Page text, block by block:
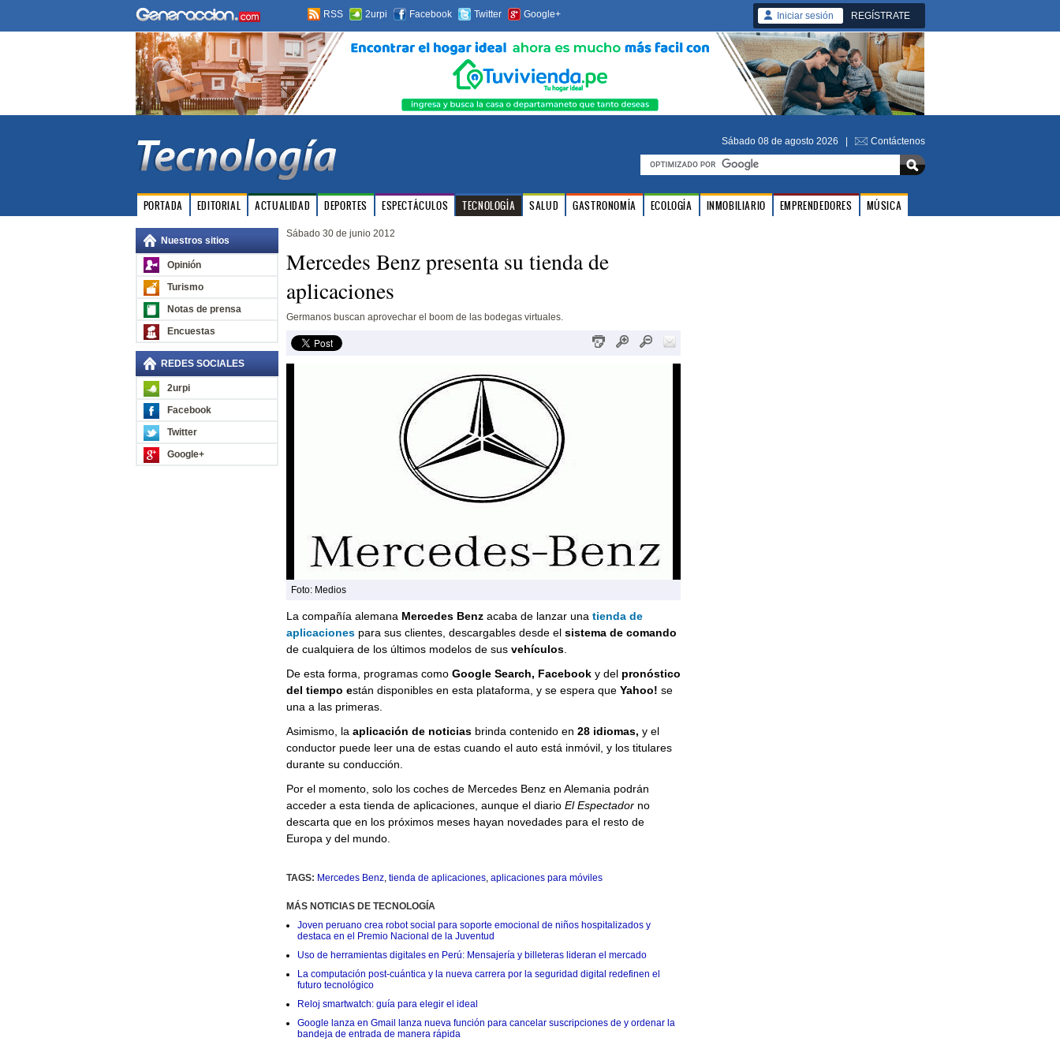
RSS 2urpi Facebook Twitter Google+ Iniciar sesión REGÍSTRATE
Sábado 08 de agosto 2026 | Contáctenos
PORTADA EDITORIAL ACTUALIDAD DEPORTES ESPECTÁCULOS TECNOLOGÍA SALUD GASTRONOMÍA ECOLOGÍA INMOBILIARIO EMPRENDEDORES MÚSICA
Nuestros sitios
Opinión
Turismo
Notas de prensa
Encuestas
REDES SOCIALES
2urpi
Facebook
Twitter
Google+
Sábado 30 de junio 2012
Mercedes Benz presenta su tienda de
aplicaciones
Germanos buscan aprovechar el boom de las bodegas virtuales.
Foto: Medios
La compañía alemana Mercedes Benzacaba de lanzar una tienda de
aplicacionespara sus clientes, descargables desde el sistema de comando
de cualquiera de los últimos modelos de sus vehículos.
De esta forma, programas comoGoogle Search, Facebooky delpronóstico
del tiempo están disponibles en esta plataforma, y se espera queYahoo! se
una a las primeras.
Asimismo, la aplicación de noticiasbrinda contenido en 28 idiomas, y el
conductor puede leer una de estas cuando el auto está inmóvil, y los titulares
durante su conducción.
Por el momento, solo los coches de Mercedes Benz en Alemania podrán
acceder a esta tienda de aplicaciones, aunque el diario El Espectadorno
descarta que en los próximos meses hayan novedades para el resto de
Europa y del mundo.
TAGS: Mercedes Benz, tienda de aplicaciones, aplicaciones para móviles
MÁS NOTICIAS DE TECNOLOGÍA
Joven peruano crea robot social para soporte emocional de niños hospitalizados y
destaca en el Premio Nacional de la Juventud
Uso de herramientas digitales en Perú: Mensajería y billeteras lideran el mercado
La computación post-cuántica y la nueva carrera por la seguridad digital redefinen el
futuro tecnológico
Reloj smartwatch: guía para elegir el ideal
Google lanza en Gmail lanza nueva función para cancelar suscripciones de y ordenar la
bandeja de entrada de manera rápida